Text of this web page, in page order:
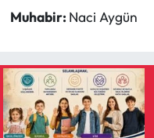
Muhabir: Naci Aygün
Ortaköy Haberleri
Otomotiv
Resmi İlan